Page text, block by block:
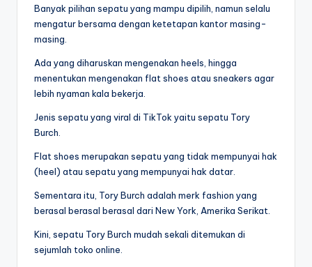
Banyak pilihan sepatu yang mampu dipilih, namun selalu
mengatur bersama dengan ketetapan kantor masing-
masing.
Ada yang diharuskan mengenakan heels, hingga
menentukan mengenakan flat shoes atau sneakers agar
lebih nyaman kala bekerja.
Jenis sepatu yang viral di TikTok yaitu sepatu Tory
Burch.
Flat shoes merupakan sepatu yang tidak mempunyai hak
(heel) atau sepatu yang mempunyai hak datar.
Sementara itu, Tory Burch adalah merk fashion yang
berasal berasal berasal dari New York, Amerika Serikat.
Kini, sepatu Tory Burch mudah sekali ditemukan di
sejumlah toko online.